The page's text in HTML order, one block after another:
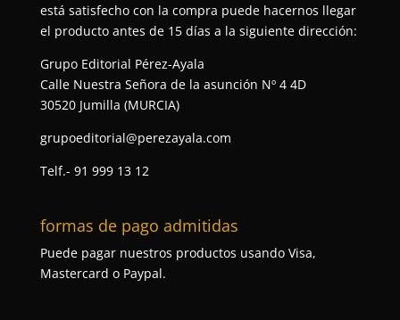
está satisfecho con la compra puede hacernos llegar
el producto antes de 15 días a la siguiente dirección:
Grupo Editorial Pérez-Ayala
Calle Nuestra Señora de la asunción Nº 4 4D
30520 Jumilla (MURCIA)
grupoeditorial@perezayala.com
Telf.- 91 999 13 12
formas de pago admitidas
Puede pagar nuestros productos usando Visa,
Mastercard o Paypal.